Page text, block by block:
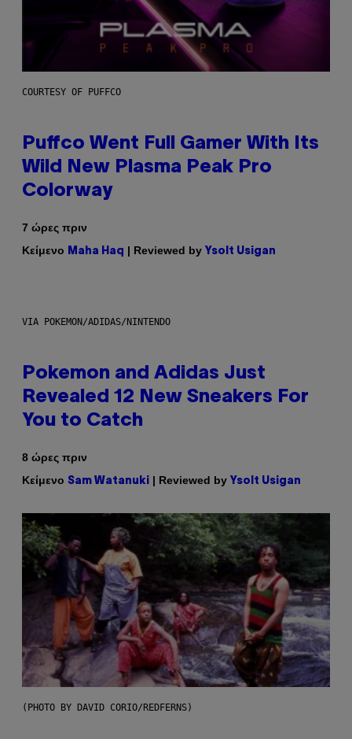
COURTESY OF PUFFCO
Puffco Went Full Gamer With Its
Wild New Plasma Peak Pro
Colorway
7 ώρες πριν
Κείμενο
Maha Haq | Reviewed by Ysolt Usigan
VIA POKEMON/ADIDAS/NINTENDO
Pokemon and Adidas Just
Revealed 12 New Sneakers For
You to Catch
8 ώρες πριν
Κείμενο Sam Watanuki | Reviewed by Ysolt Usigan
(PHOTO BY DAVID CORIO/REDFERNS)